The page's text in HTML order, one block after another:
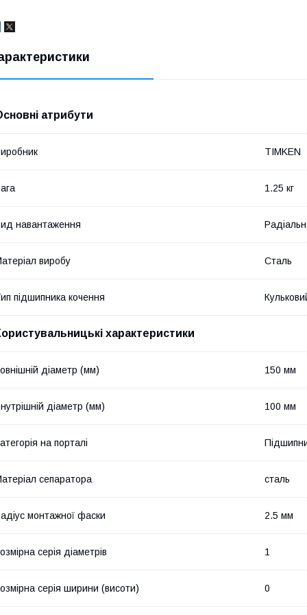
атрибути
TIMKEN
1.25 кг
навантаження
виробу Сталь
підшипника кочення
характеристики
діаметр (мм) 150 мм
діаметр (мм) 100 мм
на порталі
сепаратора сталь
монтажної фаски 2.5 мм
серія діаметрів 1
серія ширини (висоти) 0